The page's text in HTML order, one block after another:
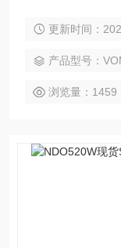
更新时间：
产品型号：
浏览量：1459